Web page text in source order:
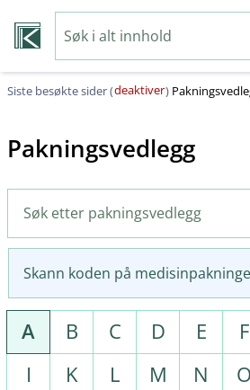
Siste besøkte sider (deaktiver)
Pakningsvedlegg
Skann koden på
A B C D E F
I
K L M N O